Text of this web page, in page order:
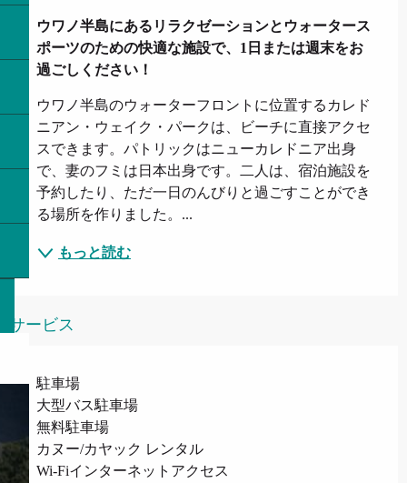
ウワノ半島にあるリラクゼーションとウォータース
ポーツのための快適な施設で、1日または週末をお
過ごしください！
ウワノ半島のウォーターフロントに位置するカレド
ニアン・ウェイク・パークは、ビーチに直接アクセ
スできます。パトリックはニューカレドニア出身
で、妻のフミは日本出身です。二人は、宿泊施設を
予約したり、ただ一日のんびりと過ごすことができ
る場所を作りました。...
もっと読む
サービス
駐車場
大型バス駐車場
無料駐車場
カヌー/カヤック レンタル
Wi-Fiインターネットアクセス